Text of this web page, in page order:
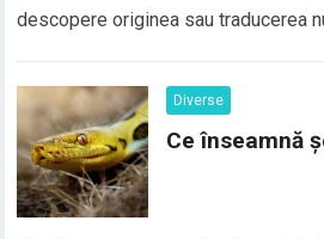
descopere originea sau traducerea
directă în Google Translate,
considerate elemente de identitate
Diverse
Ce înseamnă